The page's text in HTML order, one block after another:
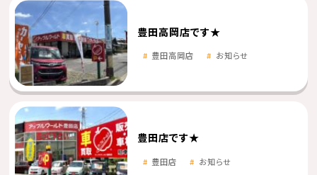
豊田高岡店です★
豊田高岡店 お知らせ
豊田店です★
豊田店 お知らせ